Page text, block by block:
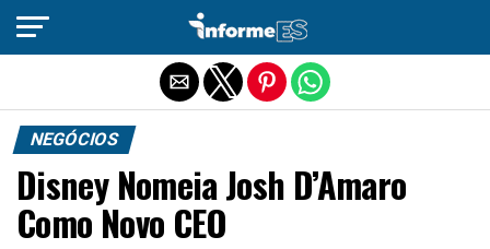
NEGÓCIOS
Disney Nomeia Josh D’Amaro
Como Novo CEO
Sair da versão mobile